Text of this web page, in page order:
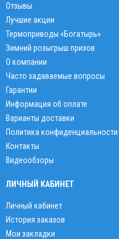
Отзывы
Лучшие акции
Термоприводы «Богатырь»
Зимний розыгрыш призов
О компании
Часто задаваемые вопросы
Гарантии
Информация об оплате
Варианты доставки
Политика конфиденциальности
Контакты
Видеообзоры
ЛИЧНЫЙ КАБИНЕТ
Личный кабинет
История заказов
Мои закладки